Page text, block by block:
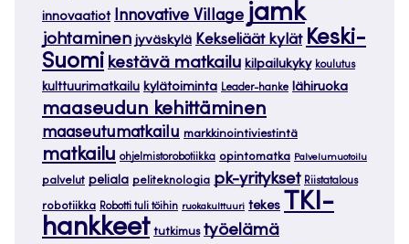
innovaatiot Innovative Village jamk
johtaminen jyväskylä Kekseliäät kylät Keski-
Suomi kestävä matkailu kilpailukyky koulutus
kulttuurimatkailu kylätoiminta Leader-hanke lähiruoka
maaseudun kehittäminen
maaseutumatkailu markkinointiviestintä
matkailu ohjelmistorobotiikka opintomatka Palvelumuotoilu
palvelut peliala peliteknologia pk-yritykset Riistatalous
robotiikka Robotti tuli töihin ruokakulttuuri tekes
TKI-
hankkeet tutkimus työelämä